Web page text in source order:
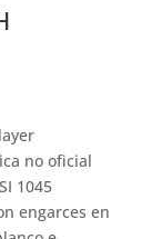
no oficial
1045
engarces en